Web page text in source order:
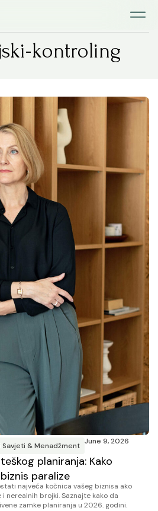
kontroling
Savjeti & Menadžment June 9, 2026
planiranja: Kako
paralize
najveća kočnica vašeg biznisa ako
nerealnih brojki. Saznajte kako da
zamke planiranja u 2026. godini.